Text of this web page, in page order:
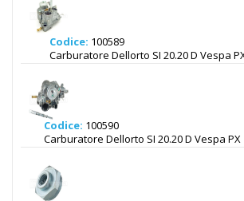
Codice: 100589
Carburatore Dellorto SI 20.20 D Vespa
Codice: 100590
Carburatore Dellorto SI 20.20 D Vespa PX